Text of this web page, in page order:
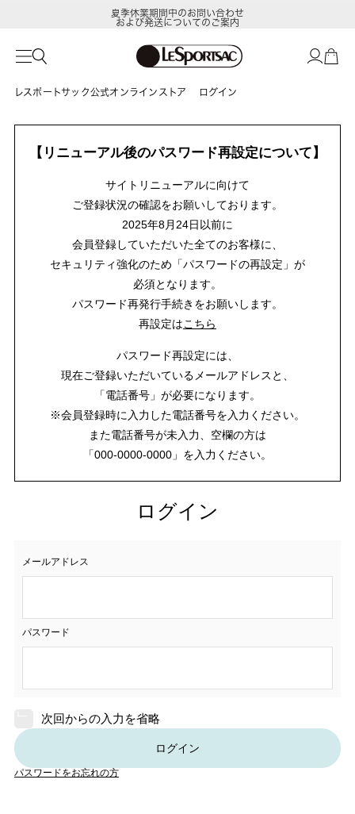
夏季休業期間中のお問い合わせ
および発送についてのご案内
レスポートサック公式オンラインストア ログイン
【リニューアル後のパスワード再設定について】
サイトリニューアルに向けて
ご登録状況の確認をお願いしております。
2025年8月24日以前に
会員登録していただいた全てのお客様に、
セキュリティ強化のため「パスワードの再設定」が
必須となります。
パスワード再発行手続きをお願いします。
再設定はこちら
パスワード再設定には、
現在ご登録いただいているメールアドレスと、
「電話番号」が必要になります。
※会員登録時に入力した電話番号を入力ください。
また電話番号が未入力、空欄の方は
「000-0000-0000」を入力ください。
ログイン
メールアドレス
パスワード
次回からの入力を省略
ログイン
パスワードをお忘れの方